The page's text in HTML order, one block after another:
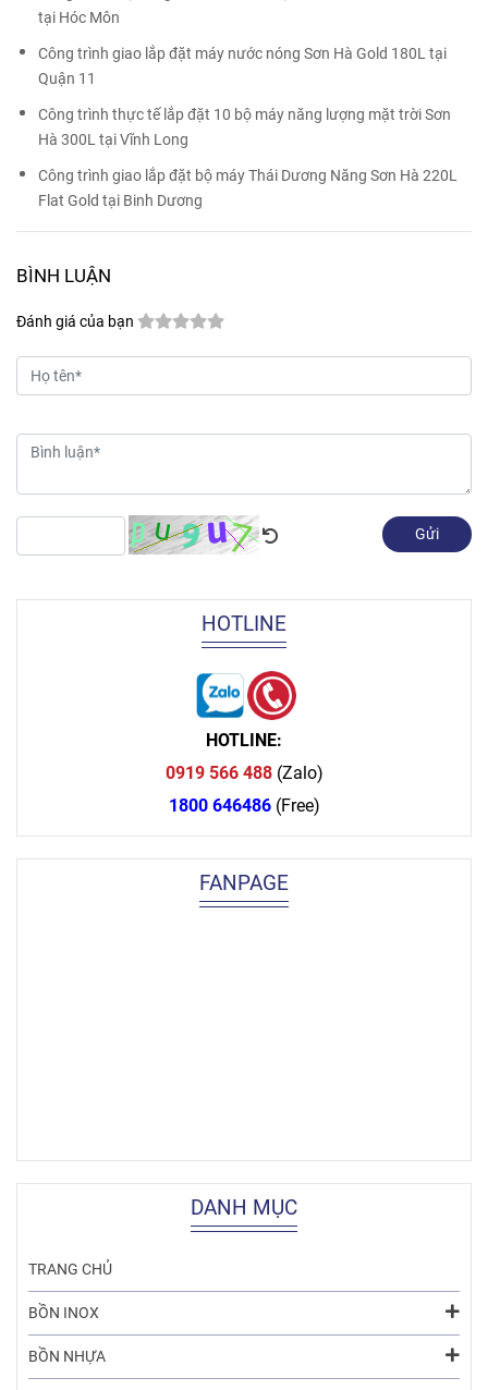
tại Hóc Môn
Công trình giao lắp đặt máy nước nóng Sơn Hà Gold 180L tại
Quận 11
Công trình thực tế lắp đặt 10 bộ máy năng lượng mặt trời Sơn
Hà 300L tại Vĩnh Long
Công trình giao lắp đặt bộ máy Thái Dương Năng Sơn Hà 220L
Flat Gold tại Binh Dương
BÌNH LUẬN
Đánh giá của bạn
Gửi
HOTLINE
HOTLINE:
0919 566 488 (Zalo)
1800 646486 (Free)
FANPAGE
DANH MỤC
TRANG CHỦ
BỒN INOX
BỒN NHỰA